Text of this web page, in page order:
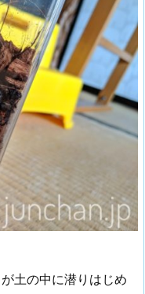
土の中に潜りはじめ